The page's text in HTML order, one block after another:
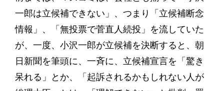
一郎は立候補できない」、つまり「立候補断念
情報」、「無投票で菅直人続投」を流していた
が、一度、小沢一郎が立候補を決断すると、朝
日新聞を筆頭に、一斉に、立候補宣言を「驚き
呆れる」とか、「起訴されるかもしれない人が